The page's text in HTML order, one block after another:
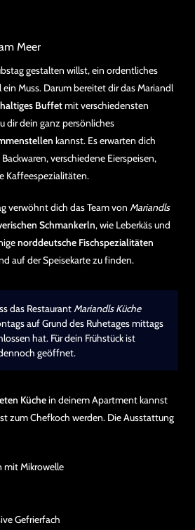
Meer
gestalten willst, ein ordentliches
ein Muss. Darum bereitet dir das Mariandl
Buffetmit verschiedensten
dir dein ganz persönliches
kannst. Es erwarten dich
verschiedene Eierspeisen,
Kaffeespezialitäten.
verwöhnt dich das Team von Mariandls
Schmankerln, wie Leberkäs und
norddeutsche Fischspezialitäten
auf der Speisekarte zu finden.
das RestaurantMariandls Küche
auf Grund des Ruhetages mittags
hat. Für dein Frühstück ist
geöffnet.
Küchein deinem Apartment kannst
zum Chefkoch werden. Die Ausstattung
mit Mikrowelle
Gefrierfach